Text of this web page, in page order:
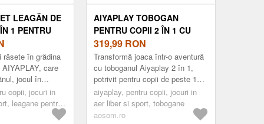
LEAGĂN DE
1 PENTRU
ÎN
CADRU A DIN
DUBLE
CAPACITATE
3-8 ANI,
CM | AOSOM
râsete în grădina
care
jocul în
activă.
rezistent...
copii, jocuri in
leagane pentru
AIYAPLAY TOBOGAN
PENTRU COPII 2 ÎN 1 CU
COȘ DE BASCHET,
TOBOGAN INTERIOR
PENTRU COPII 1-3 ANI,
131X50X74 CM, GALBEN |
AOSOM ROMANIA
319,99 RON
Transformă joaca într-o aventură
cu toboganul Aiyaplay 2 în 1,
potrivit pentru copii de peste 1
an. Cu design vesel în formă de
leu, include toboga...
aiyaplay, pentru copii, jocuri in
aer liber si sport, tobogane
aosom.ro